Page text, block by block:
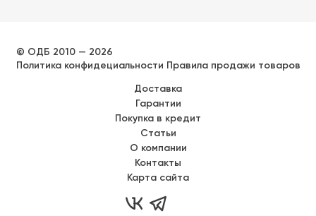
© ОДБ 2010 — 2026
Политика конфидециальности Правила продажи товаров
Доставка
Гарантии
Покупка в кредит
Статьи
О компании
Контакты
Карта сайта
 